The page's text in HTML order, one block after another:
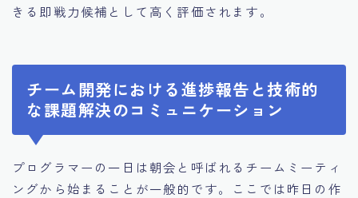
きる即戦力候補として高く評価されます。
チーム開発における進捗報告と技術的
な課題解決のコミュニケーション
プログラマーの一日は朝会と呼ばれるチームミーティ
ングから始まることが一般的です。ここでは昨日の作